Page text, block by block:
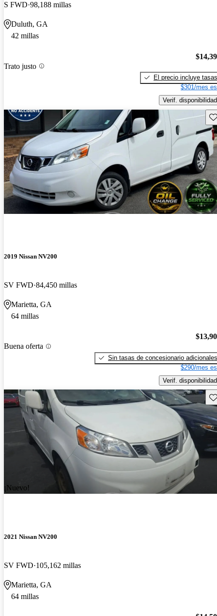
S FWD 98,188 millas
Duluth, GA
42 millas
Trato justo
El precio incluye tasas
$301/mes
Verif. disponibilidad
2019 Nissan NV200
SV FWD 84,450 millas
Marietta, GA
64 millas
Buena oferta
Sin tasas de concesionario adicionales
$290/mes
Verif. disponibilidad
¡Nuevo!
2021 Nissan NV200
SV FWD 105,162 millas
Marietta, GA
64 millas